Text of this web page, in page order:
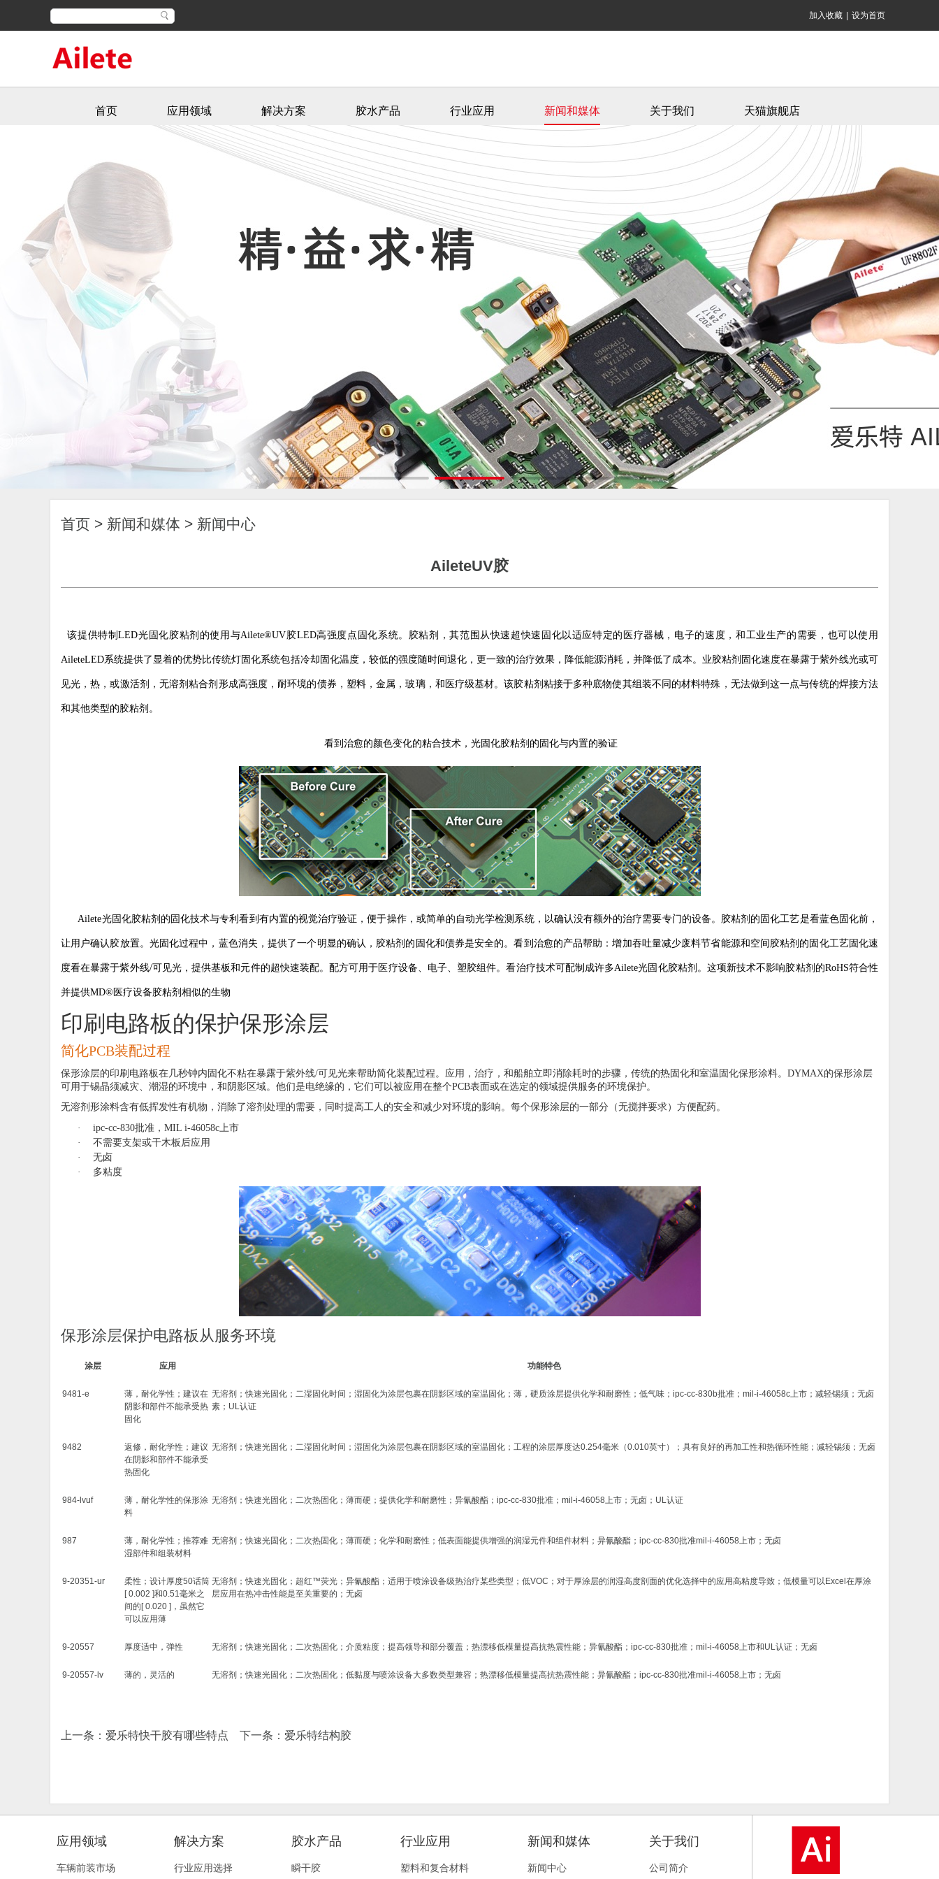
加入收藏 设为首页
首页 应用领域 解决方案 胶水产品 行业应用 新闻和媒体 关于我们 天猫旗舰店
首页 > 新闻和媒体 > 新闻中心
AileteUV胶
该提供特制LED光固化胶粘剂的使用与Ailete®UV胶LED高强度点固化系统。胶粘剂，其范围从快速超快速固化以适应特定的医疗器械，电子的速度，和工业生产的需要，也可以使用
AileteLED系统提供了显着的优势比传统灯固化系统包括冷却固化温度，较低的强度随时间退化，更一致的治疗效果，降低能源消耗，并降低了成本。业胶粘剂固化速度在暴露于紫外线光或可
见光，热，或激活剂，无溶剂粘合剂形成高强度，耐环境的债券，塑料，金属，玻璃，和医疗级基材。该胶粘剂粘接于多种底物使其组装不同的材料特殊，无法做到这一点与传统的焊接方法
和其他类型的胶粘剂。
看到治愈的颜色变化的粘合技术，光固化胶粘剂的固化与内置的验证
Ailete光固化胶粘剂的固化技术与专利看到有内置的视觉治疗验证，便于操作，或简单的自动光学检测系统，以确认没有额外的治疗需要专门的设备。胶粘剂的固化工艺是看蓝色固化前，
让用户确认胶放置。光固化过程中，蓝色消失，提供了一个明显的确认，胶粘剂的固化和债券是安全的。看到治愈的产品帮助：增加吞吐量减少废料节省能源和空间胶粘剂的固化工艺固化速
度看在暴露于紫外线/可见光，提供基板和元件的超快速装配。配方可用于医疗设备、电子、塑胶组件。看治疗技术可配制成许多Ailete光固化胶粘剂。这项新技术不影响胶粘剂的RoHS符合性
并提供MD® 医疗设备胶粘剂相似的生物
印刷电路板的保护保形涂层
简化PCB装配过程
保形涂层的印刷电路板在几秒钟内固化不粘在暴露于紫外线/可见光来帮助简化装配过程。应用，治疗，和船舶立即消除耗时的步骤，传统的热固化和室温固化保形涂料。 DYMAX的保形涂层
可用于锡晶须减灾、潮湿的环境中，和阴影区域。他们是电绝缘的，它们可以被应用在整个PCB表面或在选定的领域提供服务的环境保护。
无溶剂形涂料含有低挥发性有机物，消除了溶剂处理的需要，同时提高工人的安全和减少对环境的影响。每个保形涂层的一部分（无搅拌要求）方便配药。
·
ipc-cc-830批准， MIL i-46058c上市
·
不需要支架或干木板后应用
·
无卤
·
多粘度
保形涂层保护电路板从服务环境
涂层 应用 功能特色
9481-e
薄，耐化学性；建议在
阴影和部件不能承受热
固化
无溶剂；快速光固化；二湿固化时间；湿固化为涂层包裹在阴影区域的室温固化；薄，硬质涂层提供化学和耐磨性；低气味；ipc-cc-830b批准；mil-i-46058c上市；减轻锡须；无卤
素；UL认证
9482
返修，耐化学性；建议
在阴影和部件不能承受
热固化
无溶剂；快速光固化；二湿固化时间；湿固化为涂层包裹在阴影区域的室温固化；工程的涂层厚度达0.254毫米（0.010英寸）；具有良好的再加工性和热循环性能；减轻锡须；无卤
984-lvuf
薄，耐化学性的保形涂
料
无溶剂；快速光固化；二次热固化；薄而硬；提供化学和耐磨性；异氰酸酯；ipc-cc-830批准；mil-i-46058上市；无卤；UL认证
987
薄，耐化学性；推荐难
湿部件和组装材料
无溶剂；快速光固化；二次热固化；薄而硬；化学和耐磨性；低表面能提供增强的润湿元件和组件材料；异氰酸酯；ipc-cc-830批准mil-i-46058上市；无卤
9-20351-ur
柔性；设计厚度50话筒
[ 0.002 ]和0.51毫米之
间的[ 0.020 ]，虽然它
可以应用薄
无溶剂；快速光固化；超红™荧光；异氰酸酯；适用于喷涂设备级热治疗某些类型；低VOC；对于厚涂层的润湿高度剖面的优化选择中的应用高粘度导致；低模量可以Excel在厚涂
层应用在热冲击性能是至关重要的；无卤
9-20557 厚度适中，弹性 无溶剂；快速光固化；二次热固化；介质粘度；提高领导和部分覆盖；热漂移低模量提高抗热震性能；异氰酸酯；ipc-cc-830批准；mil-i-46058上市和UL认证；无卤
9-20557-lv 薄的，灵活的 无溶剂；快速光固化；二次热固化；低黏度与喷涂设备大多数类型兼容；热漂移低模量提高抗热震性能；异氰酸酯；ipc-cc-830批准mil-i-46058上市；无卤
上一条： 爱乐特快干胶有哪些特点 下一条： 爱乐特结构胶
应用领域
车辆前装市场
解决方案
行业应用选择
胶水产品
瞬干胶
行业应用
塑料和复合材料
新闻和媒体
新闻中心
关于我们
公司简介